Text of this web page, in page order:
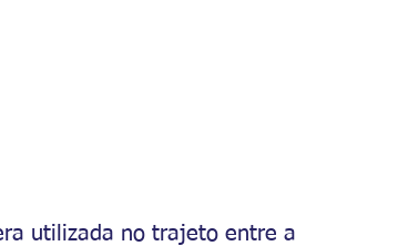
utilizada no trajeto entre a